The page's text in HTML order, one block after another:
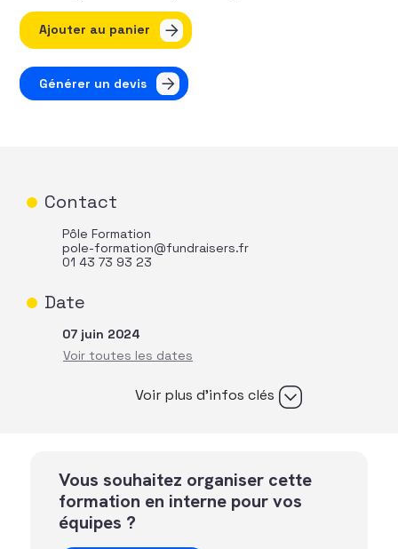
quantité de Manager efficacement une équipe de
Ajouter au panier
Générer un devis
Contact
Pôle Formation
pole-formation@fundraisers.fr
01 43 73 93 23
Date
07 juin 2024
Voir plus d’infos clés
Vous souhaitez organiser cette
formation en interne pour vos
équipes ?